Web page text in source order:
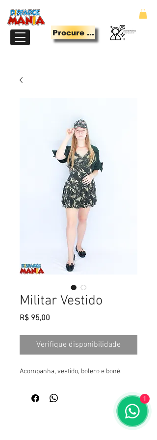
Procure Aqui
Militar Vestido
R$ 95,00
Verifique disponibilidade
Acompanha, vestido, bolero e boné.
1